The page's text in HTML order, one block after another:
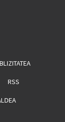
RSS